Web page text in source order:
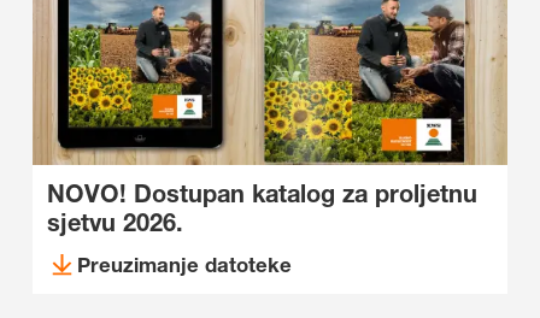
NOVO! Dostupan katalog za proljetnu
sjetvu 2026.
Preuzimanje datoteke